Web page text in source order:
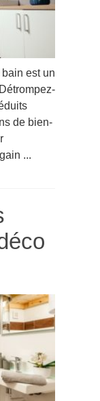
est un
de bien-
...